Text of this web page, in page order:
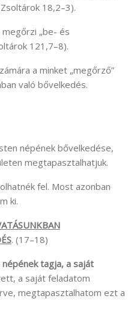
18,2–3).
„be- és
121,7–8).
a minket „megőrző”
való bővelkedés.
népének bővelkedése,
megtapasztalhatjuk.
fel. Most azonban
ki.
. (17–18)
tagja, a saját
a saját feladatom
megtapasztalhatom ezt a